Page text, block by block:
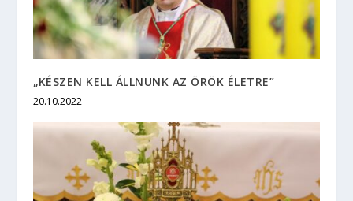
„KÉSZEN KELL ÁLLNUNK AZ ÖRÖK ÉLETRE”
20.10.2022